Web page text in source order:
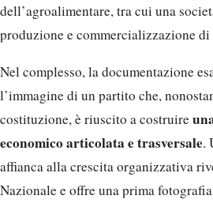
dell’agroalimentare, tra cui una
produzione e commercializzazione
Nel complesso, la documentazione
l’immagine di un partito che,
costituzione, è riuscito a costruire
economico articolata e trasversale.
affianca alla crescita organizzativa
Nazionale e offre una prima